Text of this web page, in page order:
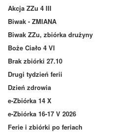
Akcja ZZu 4 III
Biwak - ZMIANA
Biwak ZZu, zbiórka drużyny
Boże Ciało 4 VI
Brak zbiórki 27.10
Drugi tydzień ferii
Dzień zdrowia
e-Zbiórka 14 X
e-Zbiórka 16-17 V 2026
Ferie i zbiórki po feriach